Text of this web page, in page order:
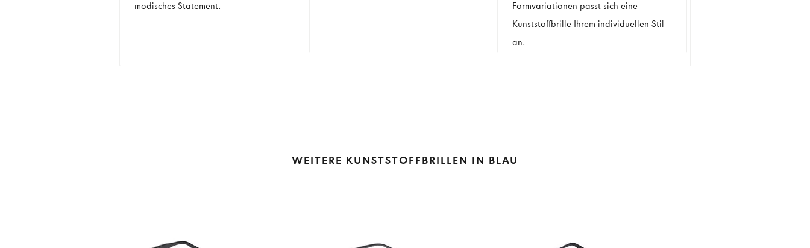
modisches Statement.
Formvariationen passt sich eine
Kunststoffbrille Ihrem individuellen Stil
an.
WEITERE KUNSTSTOFFBRILLEN IN BLAU